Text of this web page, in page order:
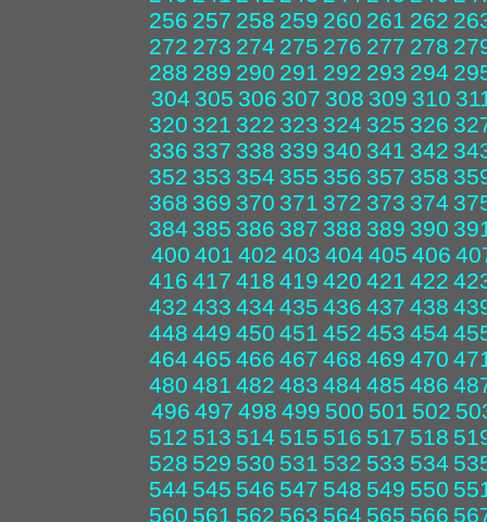
256 257 258 259 260 261 262
272 273 274 275 276 277 278
288 289 290 291 292 293 294
304 305 306 307 308 309 310
320 321 322 323 324 325 326
336 337 338 339 340 341 342
352 353 354 355 356 357 358
368 369 370 371 372 373 374
384 385 386 387 388 389 390
400 401 402 403 404 405 406
416 417 418 419 420 421 422
432 433 434 435 436 437 438
448 449 450 451 452 453 454
464 465 466 467 468 469 470
480 481 482 483 484 485 486
496 497 498 499 500 501 502
512 513 514 515 516 517 518
528 529 530 531 532 533 534
544 545 546 547 548 549 550
560 561 562 563 564 565 566